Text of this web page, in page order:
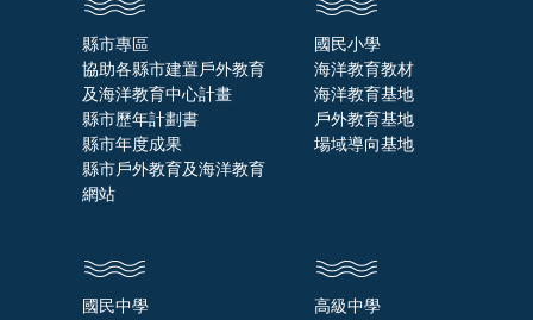
縣市專區
協助各縣市建置戶外教育
及海洋教育中心計畫
縣市歷年計劃書
縣市年度成果
縣市戶外教育及海洋教育
網站
國民小學
海洋教育教材
海洋教育基地
戶外教育基地
場域導向基地
國民中學
高級中學